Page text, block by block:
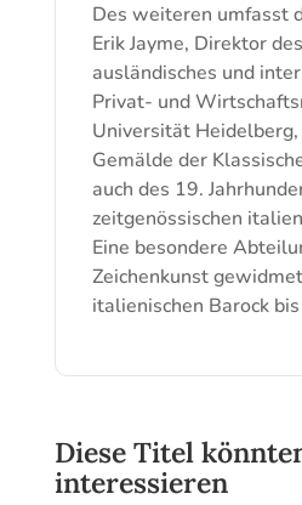
Des weiteren umfasst
Erik Jayme, Direktor
ausländisches und
Privat- und
Universität Heidelberg,
Gemälde der
auch des 19.
zeitgenössischen
Eine besondere
Zeichenkunst
italienischen Barock
Diese Titel
interessieren